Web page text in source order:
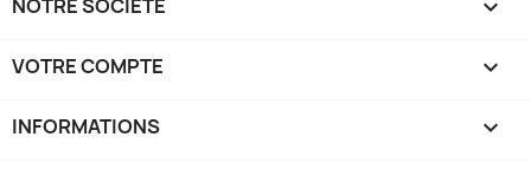
NOTRE SOCIÉTÉ 
VOTRE COMPTE 
INFORMATIONS keyboard_arrow_down